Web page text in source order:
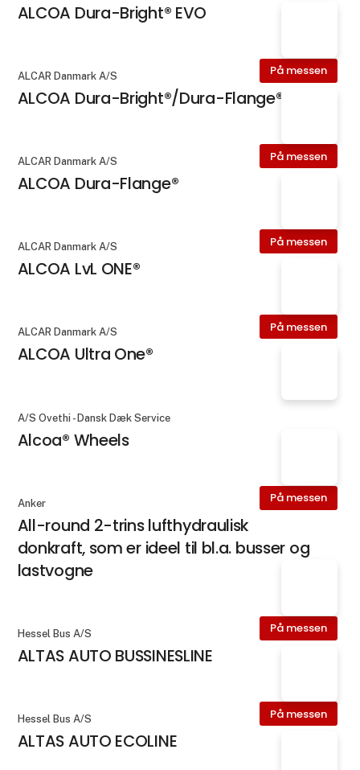
ALCOA Dura-Bright® EVO
På messen
ALCAR Danmark A/S
ALCOA Dura-Bright®/Dura-Flange®
På messen
ALCAR Danmark A/S
ALCOA Dura-Flange®
På messen
ALCAR Danmark A/S
ALCOA LvL ONE®
På messen
ALCAR Danmark A/S
ALCOA Ultra One®
A/S Ovethi - Dansk Dæk Service
Alcoa® Wheels
På messen
Anker
All-round 2-trins lufthydraulisk
donkraft, som er ideel til bl.a. busser og
lastvogne
På messen
Hessel Bus A/S
ALTAS AUTO BUSSINESLINE
På messen
Hessel Bus A/S
ALTAS AUTO ECOLINE